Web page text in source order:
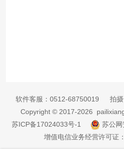
软件客服： 0512-68750019 拍摄
Copyright © 2017-2026
苏ICP备17024033号-1
苏公
增值电信业务经营许可证